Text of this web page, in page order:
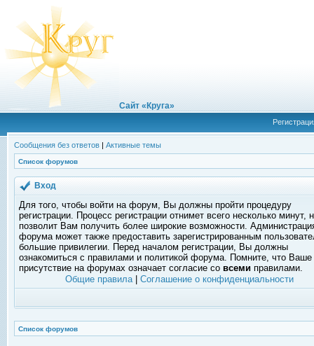
Сайт «Круга»
Сообщения без ответов | Активные темы
Список форумов
Вход
Для того, чтобы войти на форум, Вы должны пройти процедуру
регистрации. Процесс регистрации отнимет всего несколько минут,
позволит Вам получить более широкие возможности.
форума может также предоставить зарегистрированным
большие привилегии. Перед началом регистрации, Вы должны
ознакомиться с правилами и политикой форума. Помните, что Ваше
присутствие на форумах означает согласие со всеми правилами.
Общие правила| Соглашение о конфиденциальности
Список форумов